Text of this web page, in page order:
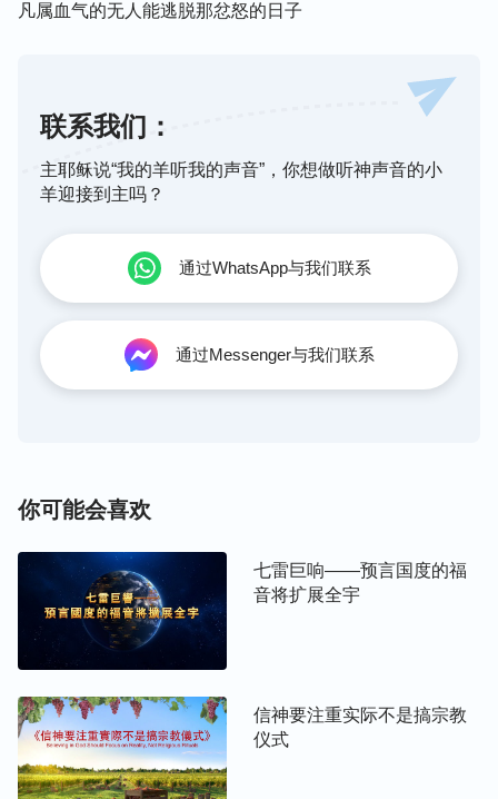
认识岂止这些误会，更多的是你们对神灵的亵渎，对
见识了许多真理，但被我听到耳中的都是什么，你们
知道吗？肯接受真理的人在你们中间有几个呢？你们
都认为自己肯为真理付代价，但真正因为真理而受苦
的有几个呢？你们的心中所存的尽都是不义，所以你
认为就连神道成的肉身也会像正常的人一样没有善良
的心、没有仁慈的爱，更甚至你们认为高尚的品德，
怜悯、仁慈的本性只有天上的神才有，而且你们还认
为这样的圣人是不存在的，世间只有黑暗与邪恶掌
权，神只是人美好向往的寄托，是人编造出来的传说
画等号，更不能与天上的神相提并论。提到神的伟大
坏，那这位地上的神也有份。天上的神永远是高大
的，地上的神永远都是渺小的、软弱无能的；天上的
神没有情感只有公义，地上的神只有私心没有一点公
平合理；天上的神没有一丝的弯曲，永远是信实的，
至极，地上的神对人照顾不周，甚至置之不理。这些
错谬的认识是你们心中存留已久的，也是你们以后也
能持续下去的错误认识。你们将自己放在不义之人的
凡属血气的无人能逃脱那忿怒的日子
联系我们：
主耶稣说“我的羊听我的声音”，你想做听神声音的小
羊迎接到主吗？
通过WhatsApp与我们联系
通过Messenger与我们联系
你可能会喜欢
七雷巨响——预言国度的福
音将扩展全宇
信神要注重实际不是搞宗教
仪式